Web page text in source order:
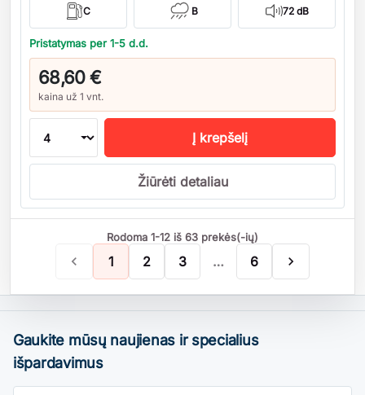
C B 72 dB
Pristatymas per 1-5 d.d.
68,60 €
kaina už 1 vnt.
Į krepšelį
Žiūrėti detaliau
Rodoma 1-12 iš 63 prekės(-ių)
 1 2 3 … 6 
Gaukite mūsų naujienas ir specialius
išpardavimus